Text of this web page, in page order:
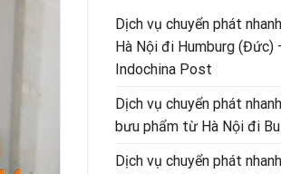
Dịch vụ chuyển phát
Hà Nội đi Humburg (Đức)
Indochina Post
Dịch vụ chuyển phát
bưu phẩm từ Hà Nội đi
Dịch vụ chuyển phát